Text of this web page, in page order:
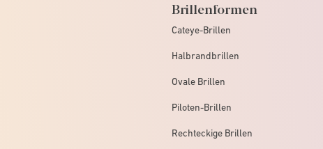
Brillenformen
Cateye-Brillen
Halbrandbrillen
Ovale Brillen
Piloten-Brillen
Rechteckige Brillen